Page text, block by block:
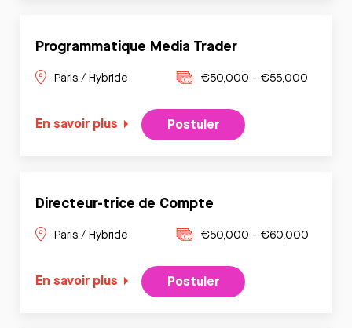
Programmatique Media Trader
Paris / Hybride €50,000 - €55,000
En savoir plus Postuler
Directeur-trice de Compte
Paris / Hybride €50,000 - €60,000
En savoir plus Postuler